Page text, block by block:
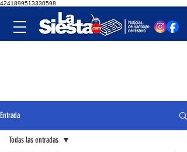
4241899513330598
Entrada
Todas las entradas